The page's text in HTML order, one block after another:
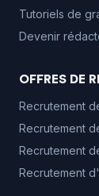
Tutoriels de
Devenir
OFFRES DE
Recrutement
Recrutement
Recrutement
Recrutement